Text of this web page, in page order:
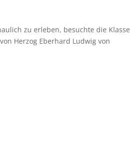
zu erleben, besuchte die Klasse
Herzog Eberhard Ludwig von